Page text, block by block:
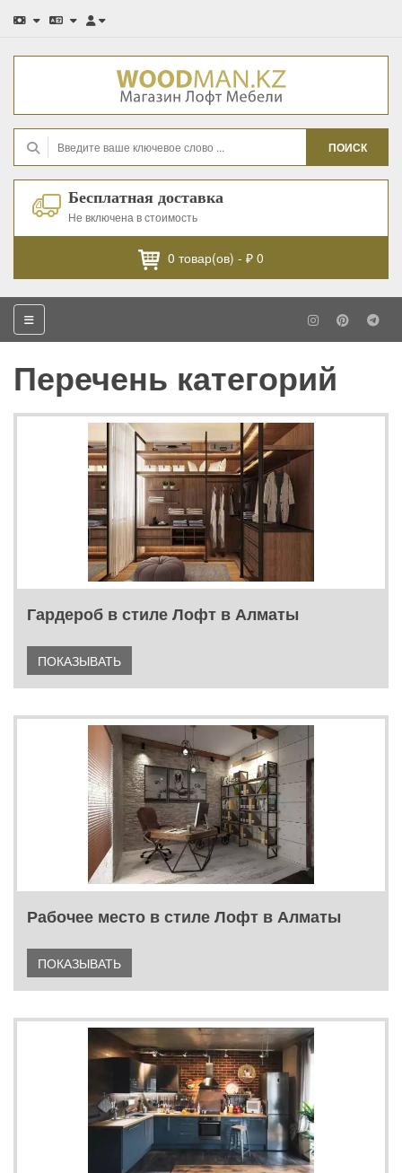
ПОИСК
Бесплатная доставка
Не включена в стоимость
0 товар(ов) - ₽ 0
Перечень категорий
Гардероб в стиле Лофт в Алматы
ПОКАЗЫВАТЬ
Рабочее место в стиле Лофт в Алматы
ПОКАЗЫВАТЬ